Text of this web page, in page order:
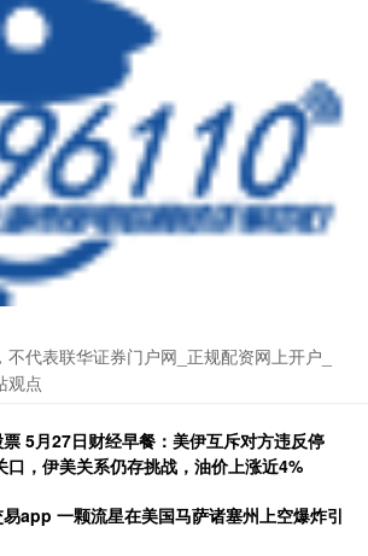
代表联华证券门户网_正规配资网上开户_
观点
5月27日财经早餐：美伊互斥对方违反停
口，伊美关系仍存挑战，油价上涨近4%
app 一颗流星在美国马萨诸塞州上空爆炸引